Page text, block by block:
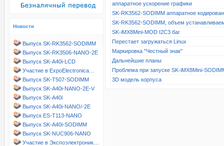
Новости
Выпуск SK-RK3562-SODIMM
Выпуск SK-RK3506-NANO-2E
Выпуск SK-A40i-LCD
Участие в ExpoElectronica…
Выпуск SK-T507-SODIMM
Выпуск SK-A40i-NANO-2E-V
Выпуск SK-A40i
Выпуск SK-A40i-NANO/-2E
Выпуск ES-T113-NANO
Выпуск SK-A40i-SODIMM
Выпуск SK-NUC906-NANO
Участие в Экспоэлектроник…
аппаратное ускорение графики
SK-RK3562-SODIMM аппаратное
SK-RK3562-SODIMM, объем
SK-iMX8Mini-MOD I2C3 баг
Перестает загружаться Linux
Маркировка "Честный знак"
Дальнейшие планы
Проблема при запуске SK-iMX8Mini-
3D модель корпуса